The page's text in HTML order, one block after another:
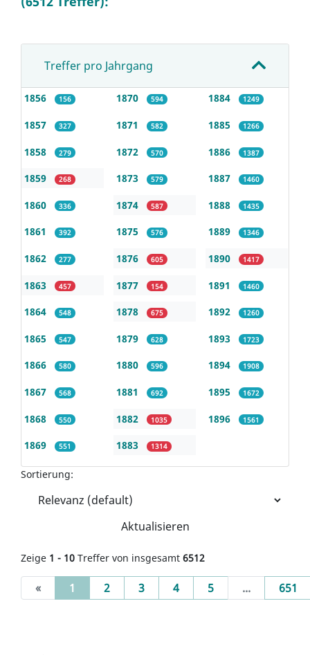
Treffer pro Jahrgang
1856 156
1857 327
1858 279
1859 268
1860 336
1861 392
1862 277
1863 457
1864 548
1865 547
1866 580
1867 568
1868 550
1869 551
1870 594
1871 582
1872 570
1873 579
1874 587
1875 576
1876 605
1877 154
1878 675
1879 628
1880 596
1881 692
1882 1035
1883 1314
1884 1249
1885 1266
1886 1387
1887 1460
1888 1435
1889 1346
1890 1417
1891 1460
1892 1260
1893 1723
1894 1908
1895 1672
1896 1561
Sortierung:
Aktualisieren
Zeige 1 - 10 Treffer von insgesamt 6512
« 1 (current)
2 3 4 5 ... 651